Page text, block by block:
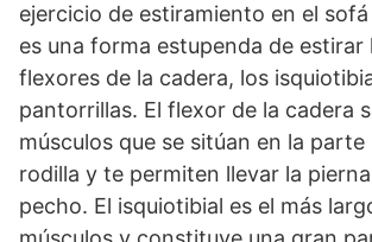
ejercicio de estiramiento en el
es una forma estupenda de estirar
flexores de la cadera, los
pantorrillas. El flexor de la cadera
músculos que se sitúan en la parte
rodilla y te permiten llevar la
pecho. El isquiotibial es el más